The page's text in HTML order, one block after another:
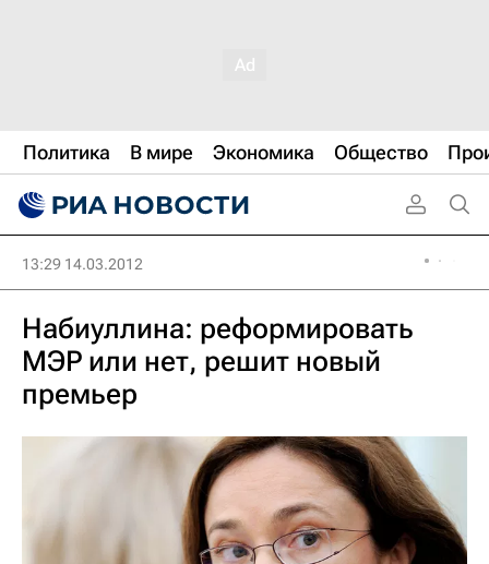
Политика В мире Экономика Общество
13:29 14.03.2012
Набиуллина: реформировать
МЭР или нет, решит новый
премьер